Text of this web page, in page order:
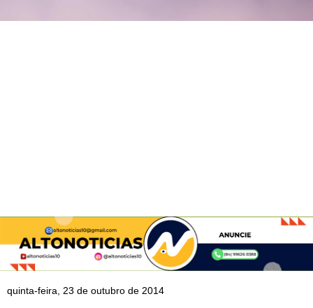
quinta-feira, 23 de outubro de 2014